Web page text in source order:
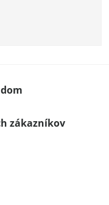
zákazníkov